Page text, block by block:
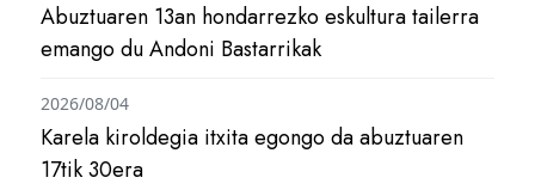
Abuztuaren 13an hondarrezko eskultura tailerra
emango du Andoni Bastarrikak
Karela kiroldegia itxita egongo da abuztuaren
17tik 30era
2026/08/04